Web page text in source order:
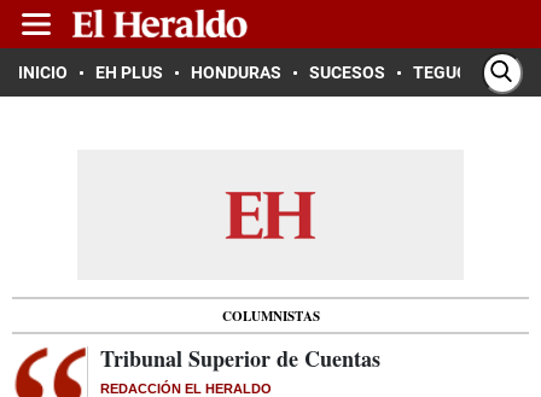
INICIO EH PLUS HONDURAS SUCESOS TEGUCIGALPA
COLUMNISTAS
Tribunal Superior de Cuentas
REDACCIÓN EL HERALDO